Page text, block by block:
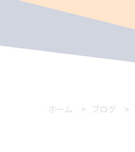
ホーム ブログ